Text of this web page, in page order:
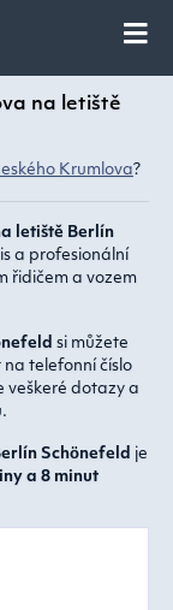
na letiště
Krumlova?
letiště Berlín
a profesionální
řidičem a vozem
si můžete
telefonní číslo
veškeré dotazy a
Schönefeld je
a 8 minut